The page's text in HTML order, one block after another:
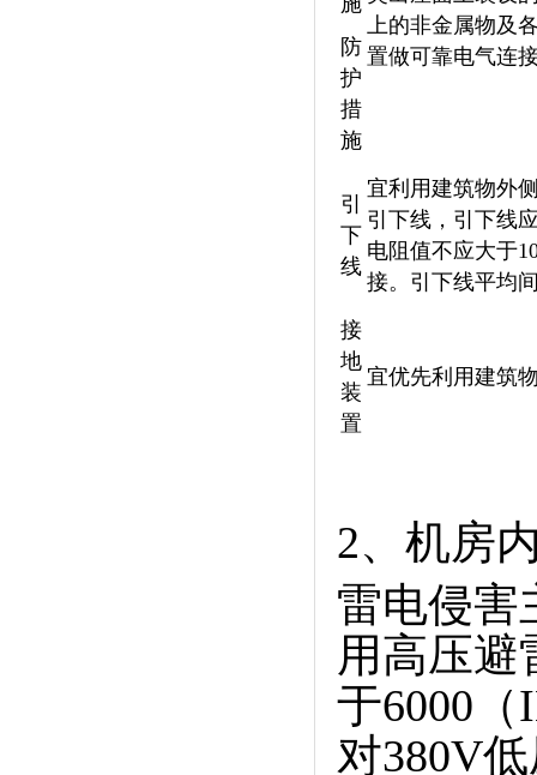
防
护
措
施
上的非金属物及
置做可靠电气连
引
下
线
宜利用建筑物外
引下线，引下线
电阻值不应大于
接。引下线平均
接
地
装
置
宜优先利用建筑
2、机房
雷电侵害
用高压避
于6000
对380V